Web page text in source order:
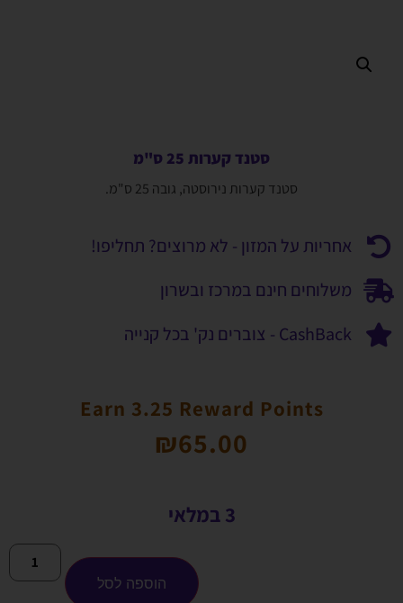
סטנד קערות 25 ס"מ
סטנד קערות נירוסטה, גובה 25 ס"מ.
אחריות על המזון - לא מרוצים? תחליפו!
משלוחים חינם במרכז ובשרון
CashBack - צוברים נק' בכל קנייה
Earn 3.25 Reward Points
₪65.00
3 במלאי
הוספה לסל